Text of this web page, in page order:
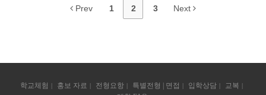
Prev 1 2 3 Next
학교체험 홍보 자료 전형요항 특별전형 | 면접 입학상담
교복